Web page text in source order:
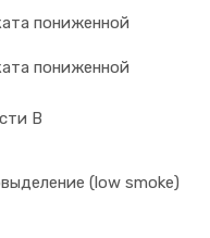
пониженной
пониженной
B
(low smoke)